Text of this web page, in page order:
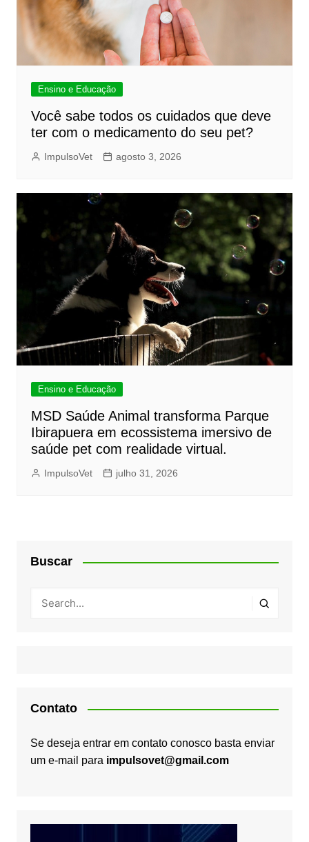
Ensino e Educação
Você sabe todos os cuidados que deve
ter com o medicamento do seu pet?
ImpulsoVet agosto 3, 2026
Ensino e Educação
MSD Saúde Animal transforma Parque
Ibirapuera em ecossistema imersivo de
saúde pet com realidade virtual.
ImpulsoVet julho 31, 2026
Buscar
Contato
Se deseja entrar em contato conosco basta enviar
um e-mail para impulsovet@gmail.com